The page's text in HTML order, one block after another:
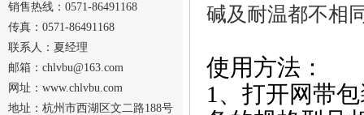
销售热线：0571-86491168
传真：0571-86491168
联系人：夏经理
邮箱：chlvbu@163.com
网址：www.chlvbu.com
地址：杭州市西湖区文二路188号
碱及耐温都不相
使用方法：
1、打开网带